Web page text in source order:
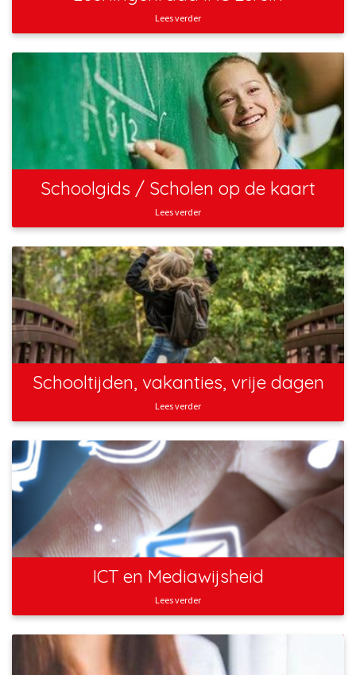
Lees verder
Schoolgids / Scholen op de kaart
Lees verder
Schooltijden, vakanties, vrije dagen
Lees verder
ICT en Mediawijsheid
Lees verder